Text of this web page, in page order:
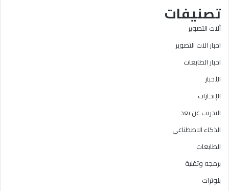
تصنيفات
آلات التصوير
احبار الات التصوير
احبار الطابعات
الأحبار
الإنجازات
التدريب عن بعد
الذكاء الاصطناعي
الطابعات
برمجه وتقنية
بلوترات